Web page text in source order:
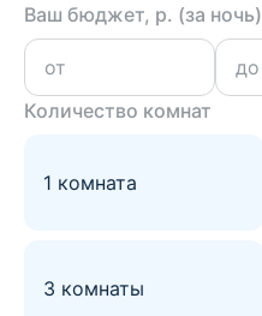
Ваш бюджет, р. (за ночь)
Количество комнат
1 комната
3 комнаты